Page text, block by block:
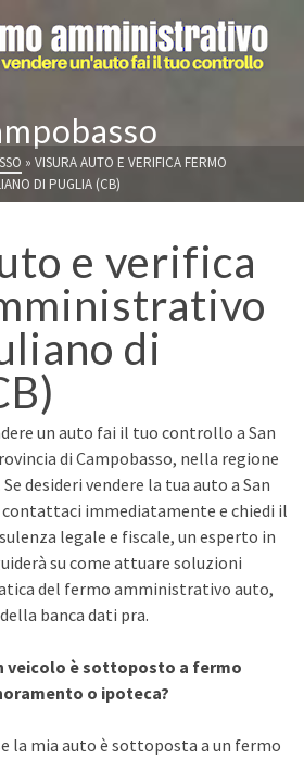
» VISURA AUTO E VERIFICA FERMO
DI PUGLIA (CB)
e verifica
di
un auto fai il tuo controllo a San
di Campobasso, nella regione
desideri vendere la tua auto a San
contattaci immediatamente e chiedi il
legale e fiscale, un esperto in
su come attuare soluzioni
del fermo amministrativo auto,
banca dati pra.
veicolo è sottoposto a fermo
o ipoteca?
la mia auto è sottoposta a un fermo